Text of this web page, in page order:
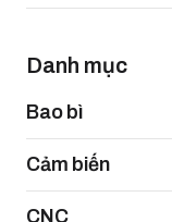
Danh mục
Bao bì
Cảm biến
CNC